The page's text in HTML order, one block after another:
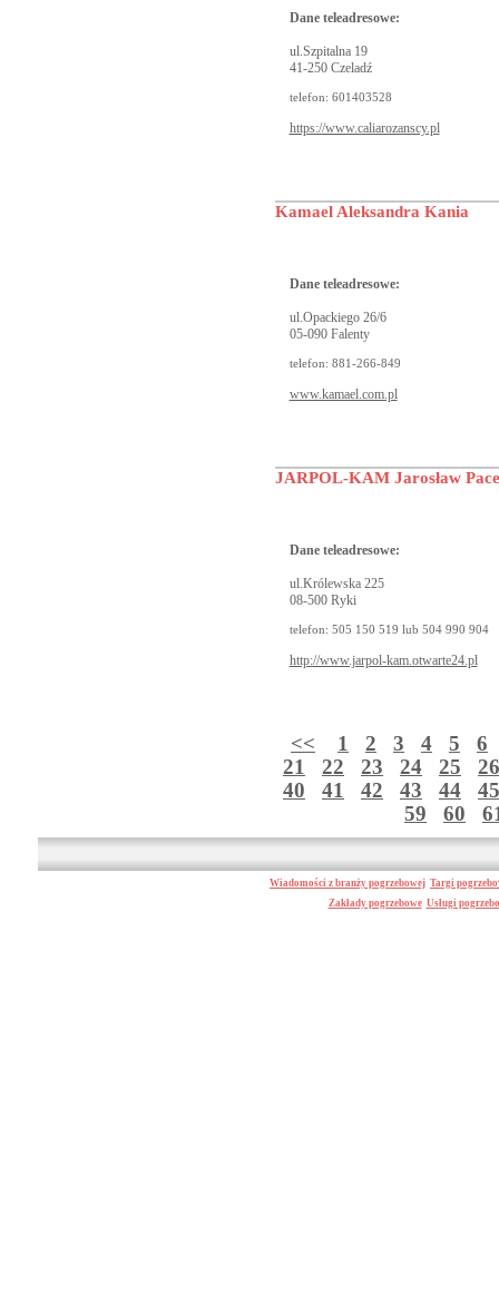
Dane teleadresowe:
ul.Szpitalna 19
41-250 Czeladź
telefon: 601403528
https://www.caliarozanscy.pl
Kamael Aleksandra Kania
Dane teleadresowe:
ul.Opackiego 26/6
05-090 Falenty
telefon: 881-266-849
www.kamael.com.pl
JARPOL-KAM Jarosław
Dane teleadresowe:
ul.Królewska 225
08-500 Ryki
telefon: 505 150 519 lub 504 990 904
http://www.jarpol-kam.otwarte24.pl
<< 1 2 3 4 5
6
21
22 23 24 25
26
40
41 42 43 44
45
59
60
Wiadomości z branży pogrzebowej Targi
Zakłady pogrzebowe Usługi